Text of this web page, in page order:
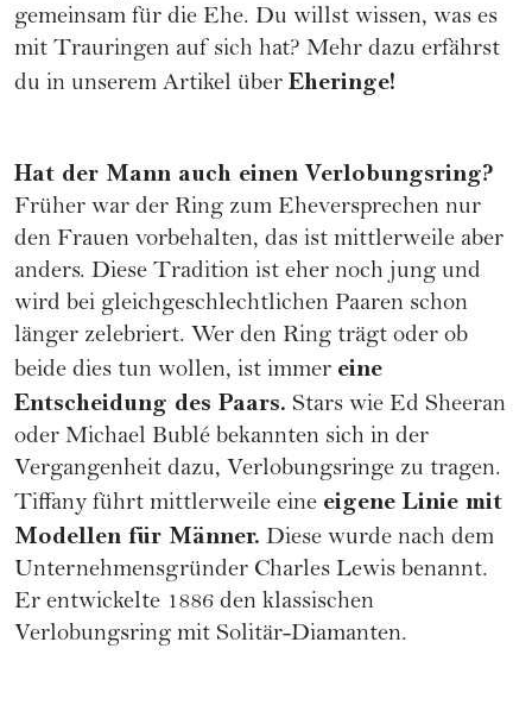
gemeinsam für die Ehe. Du willst wissen, was es
mit Trauringen auf sich hat? Mehr dazu erfährst
du in unserem Artikel über Eheringe!
Hat der Mann auch einen Verlobungsring?
Früher war der Ring zum Eheversprechen nur
den Frauen vorbehalten, das ist mittlerweile aber
anders. Diese Tradition ist eher noch jung und
wird bei gleichgeschlechtlichen Paaren schon
länger zelebriert. Wer den Ring trägt oder ob
beide dies tun wollen, ist immer eine
Entscheidung des Paars. Stars wie Ed Sheeran
oder Michael Bublé bekannten sich in der
Vergangenheit dazu, Verlobungsringe zu tragen.
Tiffany führt mittlerweile eine eigene Linie mit
Modellen für Männer. Diese wurde nach dem
Unternehmensgründer Charles Lewis benannt.
Er entwickelte 1886 den klassischen
Verlobungsring mit Solitär-Diamanten.